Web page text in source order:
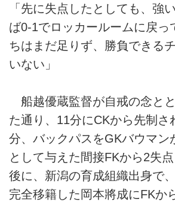
「先に失点したとしても、強
ば0-1でロッカールームに戻っ
ちはまだ足りず、勝負できる
いない」
船越優蔵監督が自戒の念と
た通り、11分にCKから先制さ
分、バックパスをGKバウマン
として与えた間接FKから2失
後に、新潟の育成組織出身で
完全移籍した岡本將成にFKか